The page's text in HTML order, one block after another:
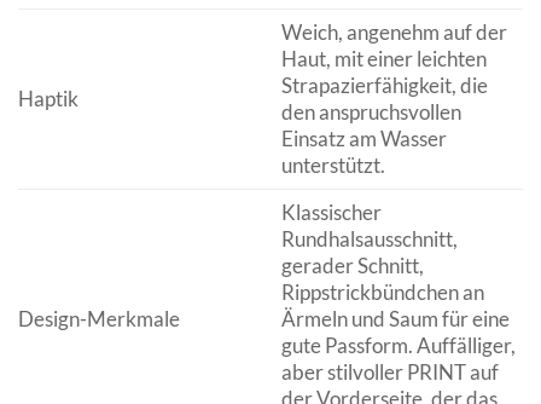
Haptik
Weich, angenehm auf der
Haut, mit einer leichten
Strapazierfähigkeit, die
den anspruchsvollen
Einsatz am Wasser
unterstützt.
Design-Merkmale
Klassischer
Rundhalsausschnitt,
gerader Schnitt,
Rippstrickbündchen an
Ärmeln und Saum für eine
gute Passform. Auffälliger,
aber stilvoller PRINT auf